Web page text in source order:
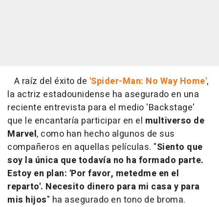
A raíz del éxito de 'Spider-Man: No Way Home',
la actriz estadounidense ha asegurado en una
reciente entrevista para el medio 'Backstage'
que le encantaría participar en el multiverso de
Marvel, como han hecho algunos de sus
compañeros en aquellas películas. "Siento que
soy la única que todavía no ha formado parte.
Estoy en plan: 'Por favor, metedme en el
reparto'. Necesito dinero para mi casa y para
mis hijos" ha asegurado en tono de broma.